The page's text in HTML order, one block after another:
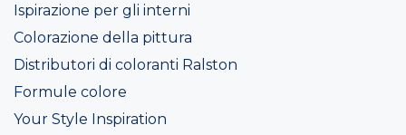
Ispirazione per gli interni
Colorazione della pittura
Distributori di coloranti Ralston
Formule colore
Your Style Inspiration